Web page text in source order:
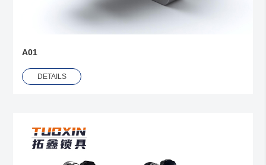
A01
DETAILS